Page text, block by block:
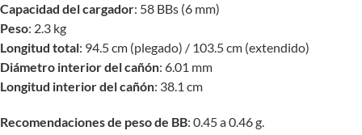
Capacidad del cargador: 58 BBs (6 mm)
Peso: 2.3 kg
Longitud total: 94.5 cm (plegado) / 103.5 cm (extendido)
Diámetro interior del cañón: 6.01 mm
Longitud interior del cañón: 38.1 cm
Recomendaciones de peso de BB: 0.45 a 0.46 g.